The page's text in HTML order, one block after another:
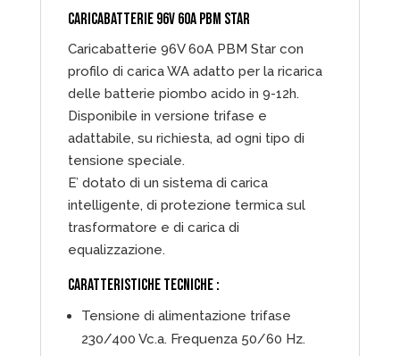
CARICABATTERIE 96V 60A PBM STAR
Caricabatterie 96V 60A PBM Star con
profilo di carica WA adatto per la ricarica
delle batterie piombo acido in 9-12h.
Disponibile in versione trifase e
adattabile, su richiesta, ad ogni tipo di
tensione speciale.
E’ dotato di un sistema di carica
intelligente, di protezione termica sul
trasformatore e di carica di
equalizzazione.
CARATTERISTICHE TECNICHE :
Tensione di alimentazione trifase
230/400 Vc.a. Frequenza 50/60 Hz.